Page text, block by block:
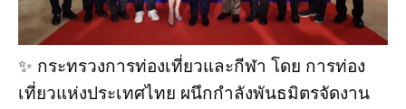
✨️ กระทรวงการท่องเที่ยวและกีฬา โดย การท่อง
เที่ยวแห่งประเทศไทย ผนึกกำลังพันธมิตรจัดงาน